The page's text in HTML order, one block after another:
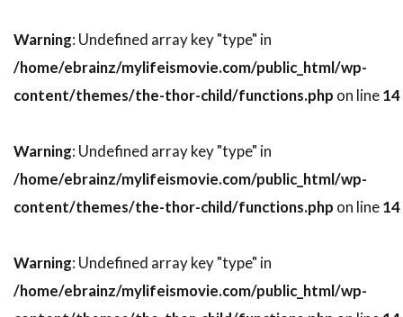
ズーイー・デシャネル
セシリー・キャロル
セルジュ・マーリン
セルジョ・ビーニ・ブストリッチ
セルマ・スクーンメイカー
ソウル・ゼインツ
ソニー・ピクチャーズ
ソニー・ピクチャーズ エンタテインメント
Warning : Undefined array key "type" in
/home/ebrainz/mylifeismovie.com/public_html/wp-
content/themes/the-thor-child/functions.php on line14
Warning : Undefined array key "type" in
/home/ebrainz/mylifeismovie.com/public_html/wp-
content/themes/the-thor-child/functions.php on line14
Warning : Undefined array key "type" in
/home/ebrainz/mylifeismovie.com/public_html/wp-